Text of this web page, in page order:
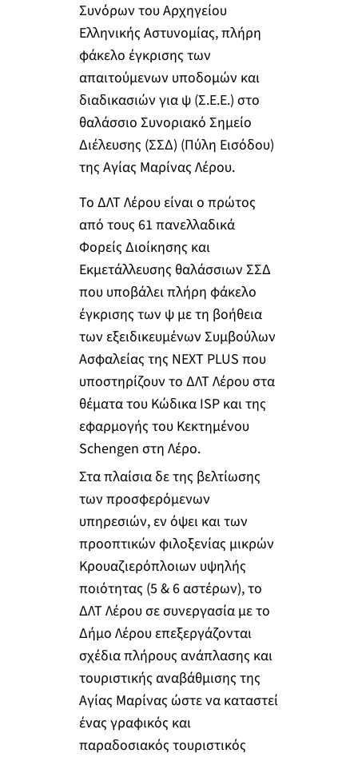
Συνόρων του Αρχηγείου
Ελληνικής Αστυνομίας, πλήρη
φάκελο έγκρισης των
απαιτούμενων υποδομών και
διαδικασιών για ψ (Σ.Ε.Ε.) στο
θαλάσσιο Συνοριακό Σημείο
Διέλευσης (ΣΣΔ) (Πύλη Εισόδου)
της Αγίας Μαρίνας Λέρου.
Το ΔΛΤ Λέρου είναι ο πρώτος
από τους 61 πανελλαδικά
Φορείς Διοίκησης και
Εκμετάλλευσης θαλάσσιων ΣΣΔ
που υποβάλει πλήρη φάκελο
έγκρισης των ψ με τη βοήθεια
των εξειδικευμένων Συμβούλων
Ασφαλείας της NEXT PLUS που
υποστηρίζουν το ΔΛΤ Λέρου στα
θέματα του Κώδικα ISP και της
εφαρμογής του Κεκτημένου
Schengen στη Λέρο.
Στα πλαίσια δε της βελτίωσης
των προσφερόμενων
υπηρεσιών, εν όψει και των
προοπτικών φιλοξενίας μικρών
Κρουαζιερόπλοιων υψηλής
ποιότητας (5 & 6 αστέρων), το
ΔΛΤ Λέρου σε συνεργασία με το
Δήμο Λέρου επεξεργάζονται
σχέδια πλήρους ανάπλασης και
τουριστικής αναβάθμισης της
Αγίας Μαρίνας ώστε να καταστεί
ένας γραφικός και
παραδοσιακός τουριστικός